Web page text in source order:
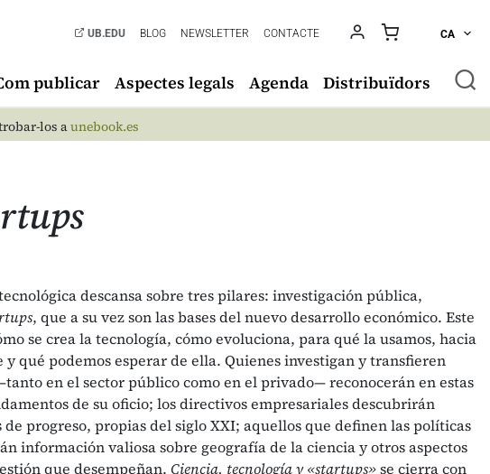
UB.EDU BLOG NEWSLETTER CONTACTE CA
publicar Aspectes legals Agenda Distribuïdors
los aunebook.es
descansa sobre tres pilares: investigación pública,
, que a su vez son las bases del nuevo desarrollo económico. Este
se crea la tecnología, cómo evoluciona, para qué la usamos, hacia
y qué podemos esperar de ella. Quienes investigan y transfieren
en el sector público como en el privado— reconocerán en estas
de su oficio; los directivos empresariales descubrirán
de progreso, propias del siglo XXI; aquellos que definen las políticas
información valiosa sobre geografía de la ciencia y otros aspectos
que desempeñan. Ciencia, tecnología y «startups»se cierra con